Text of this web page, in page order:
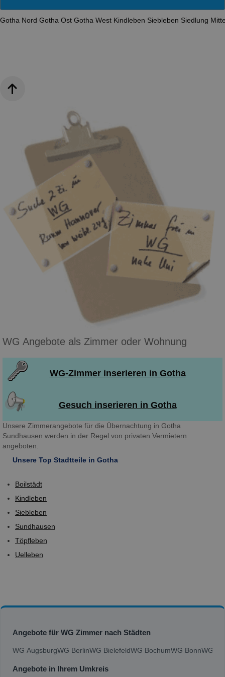
Gotha Nord Gotha Ost Gotha West Kindleben Siebleben Siedlung
WG Angebote als Zimmer oder Wohnung
WG-Zimmer inserieren in Gotha
Gesuch inserieren in Gotha
Unsere Zimmerangebote für die Übernachtung in Gotha
Sundhausen werden in der Regel von privaten Vermietern
angeboten.
Unsere Top Stadtteile in Gotha
Boilstädt
Kindleben
Siebleben
Sundhausen
Töpfleben
Uelleben
Angebote für WG Zimmer nach Städten
WG AugsburgWG BerlinWG BielefeldWG BochumWG BonnWG
Angebote in Ihrem Umkreis